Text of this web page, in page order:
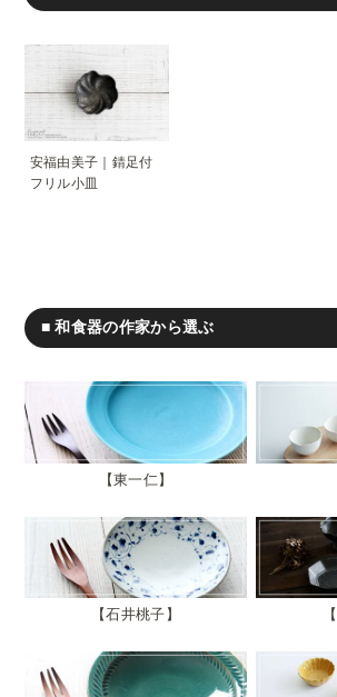
安福由美子｜錆足付
フリル小皿
■ 和食器の作家から選ぶ
東一仁
石井桃子